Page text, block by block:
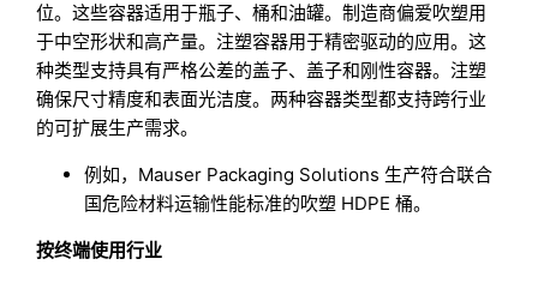
位。这些容器适用于瓶子、桶和油罐。制造商偏爱吹塑用
于中空形状和高产量。注塑容器用于精密驱动的应用。这
种类型支持具有严格公差的盖子、盖子和刚性容器。注塑
确保尺寸精度和表面光洁度。两种容器类型都支持跨行业
的可扩展生产需求。
例如，Mauser Packaging Solutions 生产符合联合
国危险材料运输性能标准的吹塑 HDPE 桶。
按终端使用行业